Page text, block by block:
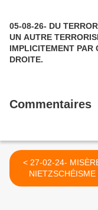
05-08-26- DU
UN AUTRE
IMPLICITEMENT PAR CERTAINS MEDIAS D'EXTRÊME
DROITE.
Commentaires
< 27-02-24- MISÈRE DU
NIETZSCHÉISME
GAUCHE